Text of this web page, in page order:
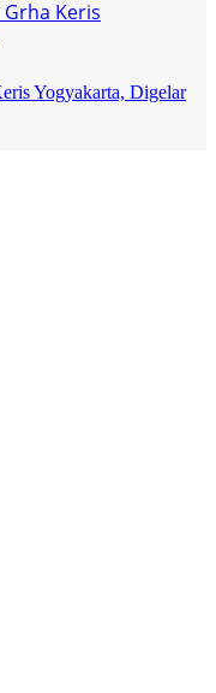
Yogyakarta, Digelar